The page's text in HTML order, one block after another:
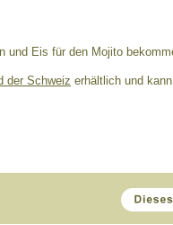
und Eis für den Mojito
der Schweiz erhältlich und